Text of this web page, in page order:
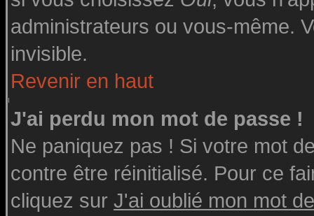
administrateurs ou vous-même.
invisible.
Revenir en haut
J'ai perdu mon mot de passe !
Ne paniquez pas ! Si votre mot
contre être réinitialisé. Pour ce
cliquez sur J'ai oublié mon mot